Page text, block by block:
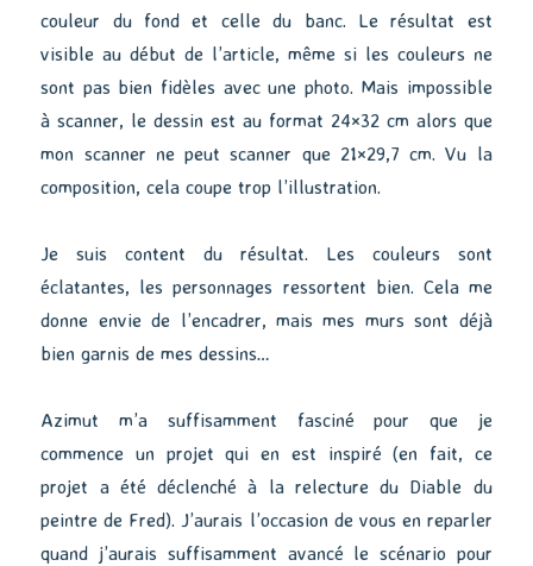
couleur du fond et celle du banc. Le résultat est
visible au début de l’article, même si les couleurs ne
sont pas bien fidèles avec une photo. Mais impossible
à scanner, le dessin est au format 24×32 cm alors que
mon scanner ne peut scanner que 21×29,7 cm. Vu la
composition, cela coupe trop l’illustration.
Je suis content du résultat. Les couleurs sont
éclatantes, les personnages ressortent bien. Cela me
donne envie de l’encadrer, mais mes murs sont déjà
bien garnis de mes dessins…
Azimut m’a suffisamment fasciné pour que je
commence un projet qui en est inspiré (en fait, ce
projet a été déclenché à la relecture du Diable du
peintre de Fred). J’aurais l’occasion de vous en reparler
quand j’aurais suffisamment avancé le scénario pour